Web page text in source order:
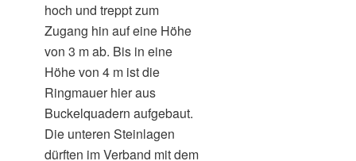
hoch und treppt zum
Zugang hin auf eine Höhe
von 3 m ab. Bis in eine
Höhe von 4 m ist die
Ringmauer hier aus
Buckelquadern aufgebaut.
Die unteren Steinlagen
dürften im Verband mit dem